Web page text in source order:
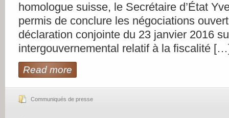
homologue suisse, le Secrétaire d’État
permis de conclure les négociations
déclaration conjointe du 23 janvier 2016
intergouvernemental relatif à la fiscalité
Read more
Communiqués de presse